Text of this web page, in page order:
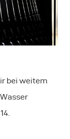
bei weitem